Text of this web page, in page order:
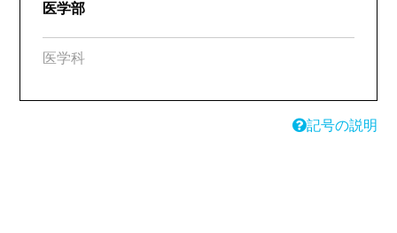
医学部
医学科
記号の説明